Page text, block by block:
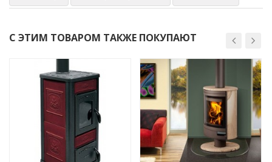
С ЭТИМ ТОВАРОМ ТАКЖЕ ПОКУПАЮТ